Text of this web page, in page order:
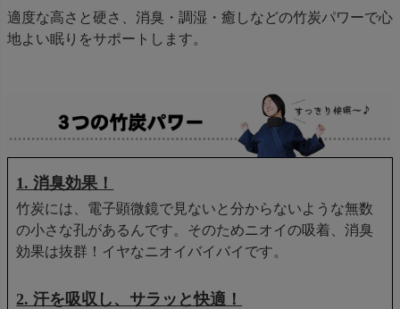
適度な高さと硬さ、消臭・調湿・癒しなどの竹炭パワーで心
地よい眠りをサポートします。
1. 消臭効果！
竹炭には、電子顕微鏡で見ないと分からないような無数
の小さな孔があるんです。そのためニオイの吸着、消臭
効果は抜群！イヤなニオイバイバイです。
2. 汗を吸収し、サラッと快適！